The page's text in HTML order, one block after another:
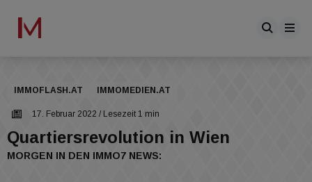
IMMOFLASH.AT IMMOMEDIEN.AT
17. Februar 2022 / Lesezeit 1 min
Quartiersrevolution in Wien
MORGEN IN DEN IMMO7 NEWS: